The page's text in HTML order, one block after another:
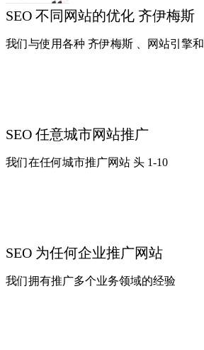
SEO 不同网站的优化 齐伊梅斯
我们与使用各种 齐伊梅斯 、网站引擎
SEO 任意城市网站推广
我们在任何城市推广网站 头 1-10
SEO 为任何企业推广网站
我们拥有推广多个业务领域的经验